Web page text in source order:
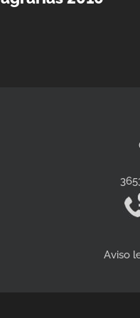
Aviso